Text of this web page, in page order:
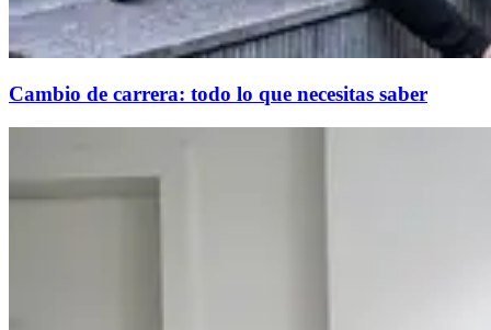
Cambio de carrera: todo lo que necesitas saber